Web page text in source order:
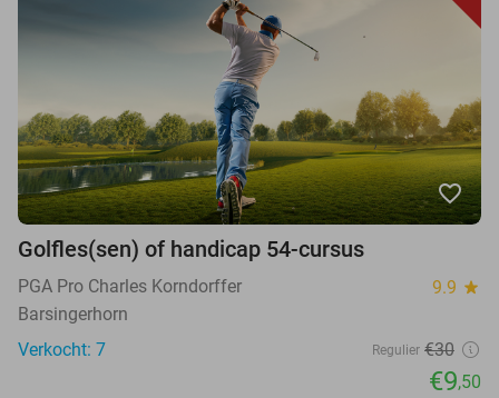
favorite_border
Golfles(sen) of handicap 54-cursus
PGA Pro Charles Korndorffer 9.9 star
Barsingerhorn
Verkocht: 7
Regulier €30
€9,50